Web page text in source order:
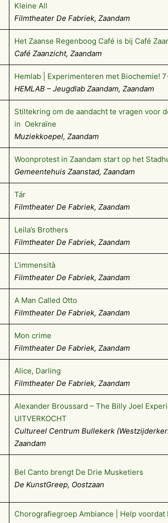
Kleine All
Filmtheater De Fabriek, Zaandam
Het Zaanse Regenboog Café is bij Café
Café Zaanzicht, Zaandam
Hemlab | Experimenteren met Biochemie!
HEMLAB – Jeugdlab Zaandam, Zaandam
Stiltekring om de aandacht te vragen voor
in Oekraïne
Muziekkoepel, Zaandam
Woonprotest in Zaandam start op het
Gemeentehuis Zaanstad, Zaandam
Tár
Filmtheater De Fabriek, Zaandam
Leila’s Brothers
Filmtheater De Fabriek, Zaandam
L’immensità
Filmtheater De Fabriek, Zaandam
A Man Called Otto
Filmtheater De Fabriek, Zaandam
Mon crime
Filmtheater De Fabriek, Zaandam
Alice, Darling
Filmtheater De Fabriek, Zaandam
Alexander Broussard – The Billy Joel
UITVERKOCHT
Cultureel Centrum Bullekerk
Zaandam
Bel Canto brengt De Drie Musketiers
De KunstGreep, Oostzaan
Chorografiegroep Ambiance | Help voordat